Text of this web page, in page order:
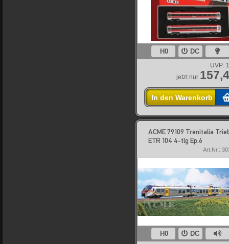
H0 DC
UVP:
jetzt nur
In den Warenkorb
ACME 79109 Trenitalia
ETR 104 4-tlg Ep.6
Art.Nr.:
H0 DC